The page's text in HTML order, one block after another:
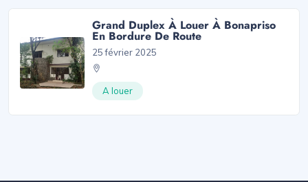
Grand Duplex À Louer À Bonapriso
En Bordure De Route
25 février 2025
A louer